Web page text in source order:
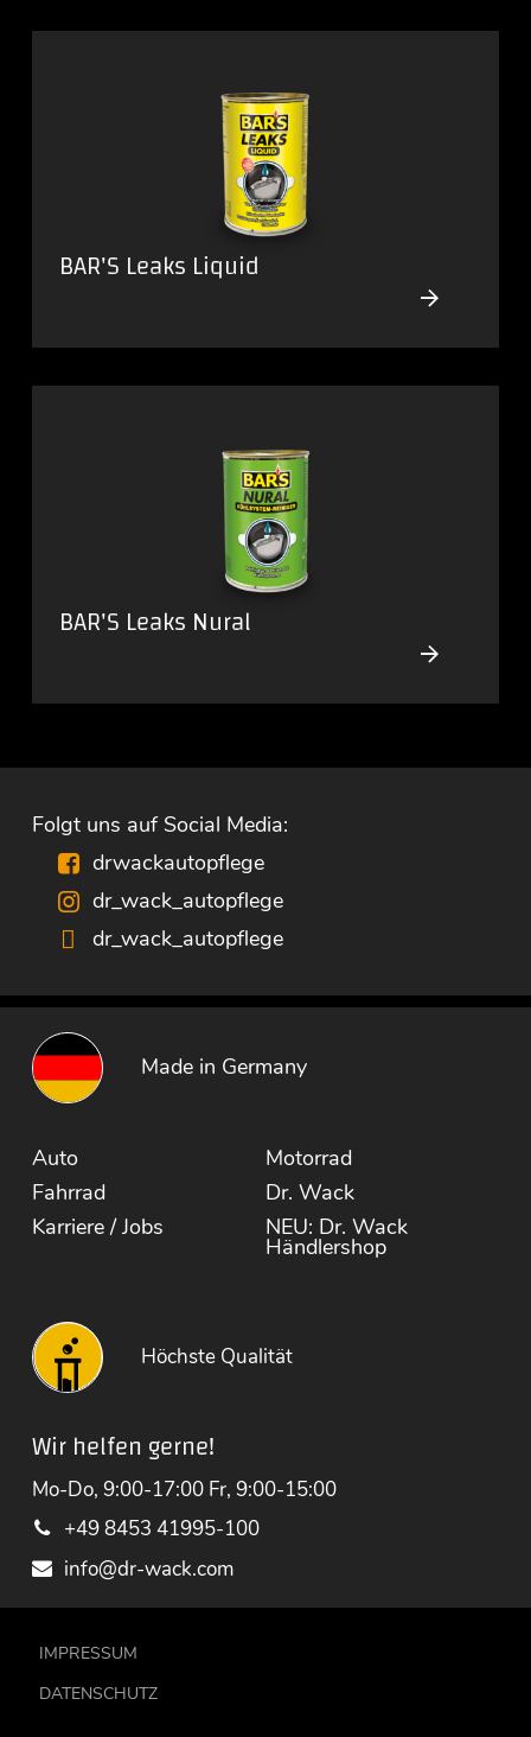
BAR'S Leaks Liquid
BAR'S Leaks Nural
Folgt uns auf Social Media:
drwackautopflege
dr_wack_autopflege
dr_wack_autopflege
Made in Germany
Auto
Motorrad
Fahrrad
Dr. Wack
Karriere / Jobs
NEU: Dr. Wack
Händlershop
Höchste Qualität
Wir helfen gerne!
Mo-Do, 9:00-17:00 Fr, 9:00-15:00
+49 8453 41995-100
info@dr-wack.com
IMPRESSUM
DATENSCHUTZ